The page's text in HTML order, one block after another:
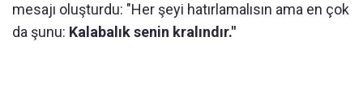
mesajı oluşturdu: "Her şeyi hatırlamalısın ama en çok
da şunu: Kalabalık senin kralındır."